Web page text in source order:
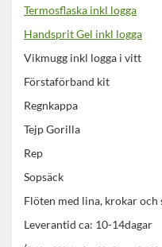
Termosflaska inkl logga
Handsprit Gel inkl logga
Vikmugg inkl logga i vitt
Förstaförband kit
Regnkappa
Tejp Gorilla
Rep
Sopsäck
Flöten med lina, krokar och
Leverantid ca: 10-14dagar